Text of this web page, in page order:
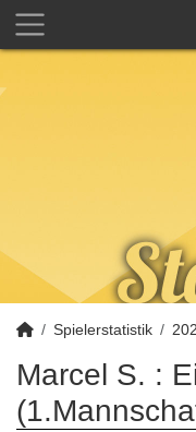
Spielerstatistik
Marcel S. :